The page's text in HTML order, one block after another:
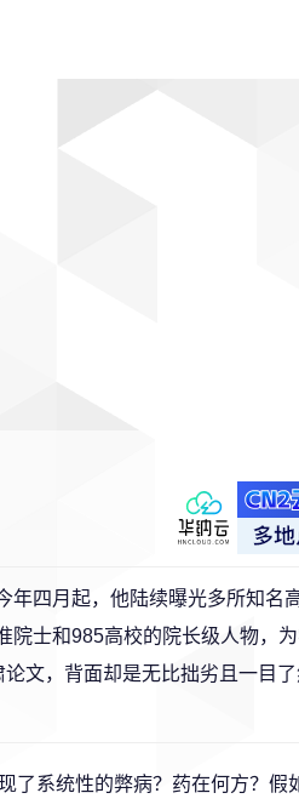
年四月起，他陆续曝光多所知名
士和985高校的院长级人物，为
文，背面却是无比拙劣且一目
了系统性的弊病？药在何方？假